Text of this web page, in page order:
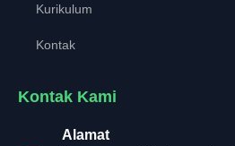
Kurikulum
Kontak
Kontak Kami
Alamat